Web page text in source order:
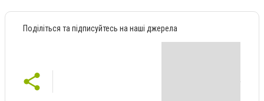
Поділіться та підписуйтесь на наші джерела